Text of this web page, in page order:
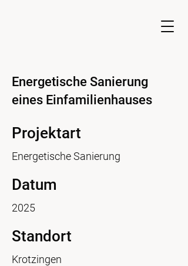
Energetische Sanierung
eines Einfamilienhauses
Projektart
Energetische Sanierung
Datum
2025
Standort
Krotzingen